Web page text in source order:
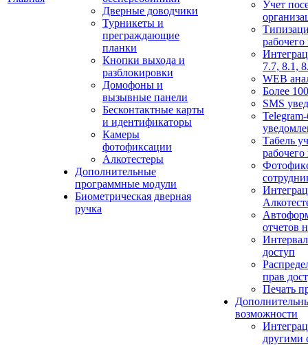
Дверные доводчики
Турникеты и
преграждающие
планки
Кнопки выхода и
разблокировки
Домофоны и
вызывные панели
Бесконтактные карты
и идентификаторы
Камеры
фотофиксации
Алкотестеры
Дополнительные
программные модули
Биометрическая дверная
ручка
Учет
7.7, 8.1,
WEB
Более
SMS
Табель
отчетов
доступ
прав
Печать
возможности
другими